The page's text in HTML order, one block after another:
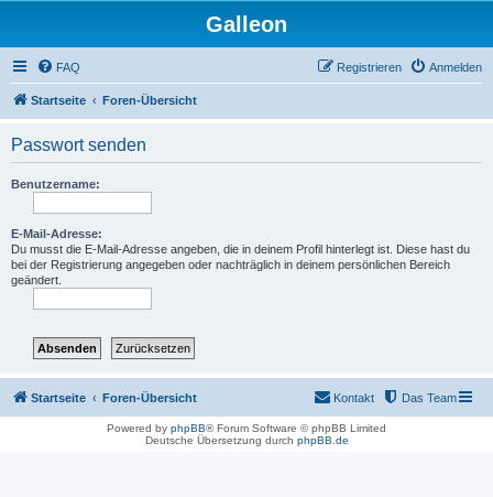
Galleon
FAQ Anmelden
Registrieren
Startseite Foren-Übersicht
Passwort senden
Benutzername:
E-Mail-Adresse:
Du musst die E-Mail-Adresse angeben, die in deinem Profil hinterlegt ist. Diese hast du
bei der Registrierung angegeben oder nachträglich in deinem persönlichen Bereich
geändert.
Startseite Foren-Übersicht Das Team
Kontakt
Powered by phpBB® Forum Software © phpBB Limited
Deutsche Übersetzung durch phpBB.de